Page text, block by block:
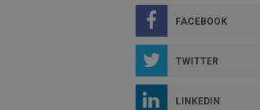
FACEBOOK
TWITTER
LINKEDIN